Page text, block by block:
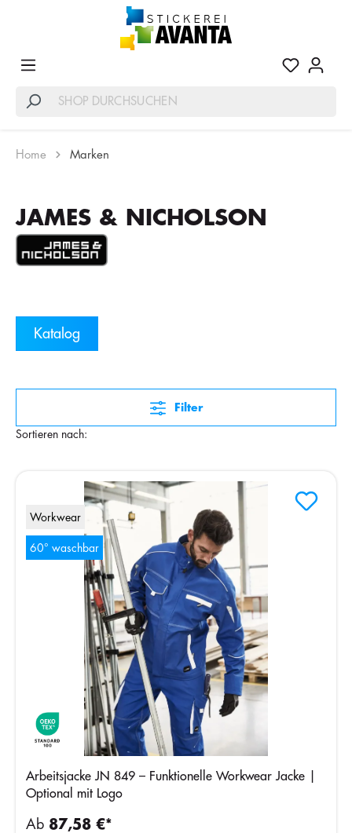
Home Marken
JAMES & NICHOLSON
Katalog
Filter
Sortieren nach:
Workwear
60° waschbar
Arbeitsjacke JN 849 – Funktionelle Workwear Jacke |
Optional mit Logo
Ab 87,58 €*